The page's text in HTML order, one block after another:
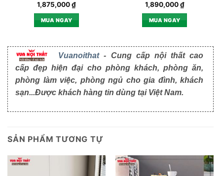
1,875,000₫
MUA NGAY
1,890,000₫
MUA NGAY
Vuanoithat- Cung cấp nội thất cao
cấp đẹp hiện đại cho phòng khách, phòng ăn,
phòng làm việc, phòng ngủ cho gia đình, khách
sạn...Được khách hàng tin dùng tại Việt Nam.
SẢN PHẨM TƯƠNG TỰ